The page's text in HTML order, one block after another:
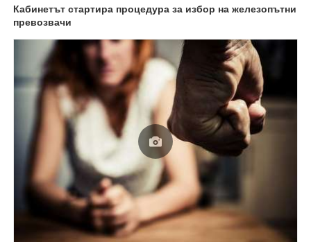
Кабинетът стартира процедура за избор на железопътни
превозвачи